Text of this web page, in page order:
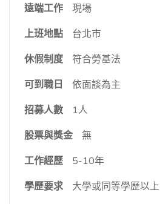
遠端工作
現場
上班地點
台北市
休假制度
符合勞基法
可到職日
依面談為主
招募人數
1人
股票與獎金
無
工作經歷
5-10年
學歷要求
大學或同等學歷以上